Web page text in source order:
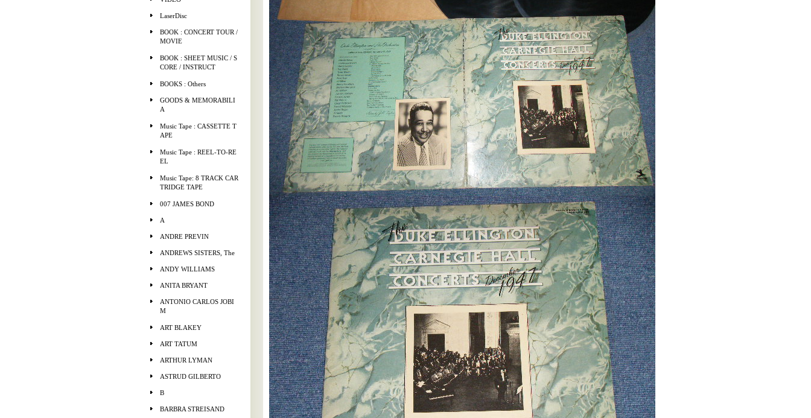
LaserDisc
BOOK : CONCERT TOUR /
MOVIE
BOOK : SHEET MUSIC / S
CORE / INSTRUCT
BOOKS : Others
GOODS & MEMORABILI
A
Music Tape : CASSETTE T
APE
Music Tape : REEL-TO-RE
EL
Music Tape: 8 TRACK CAR
TRIDGE TAPE
007 JAMES BOND
A
ANDRE PREVIN
ANDREWS SISTERS, The
ANDY WILLIAMS
ANITA BRYANT
ANTONIO CARLOS JOBI
M
ART BLAKEY
ART TATUM
ARTHUR LYMAN
ASTRUD GILBERTO
B
BARBRA STREISAND